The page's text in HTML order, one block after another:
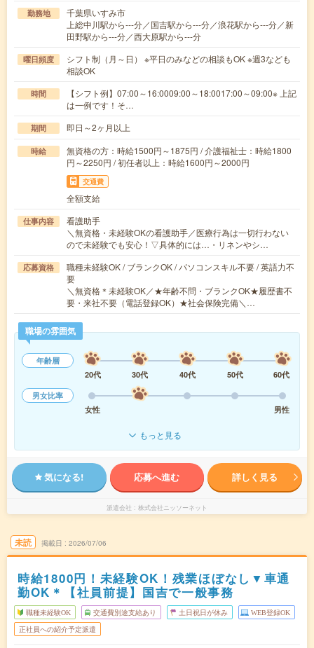
勤務地
千葉県いすみ市
上総中川駅から---分／国吉駅から---分／浪花駅から---分／新
田野駅から---分／西大原駅から---分
曜日頻度
シフト制（月～日） ※平日のみなどの相談もOK ※週3なども
相談OK
時間
【シフト例】07:00～16:0009:00～18:0017:00～09:00※ 上記
は一例です！そ…
期間 即日～2ヶ月以上
時給
無資格の方：時給1500円～1875円 / 介護福祉士：時給1800
円～2250円 / 初任者以上：時給1600円～2000円
交通費
全額支給
仕事内容
看護助手
＼無資格・未経験OKの看護助手／医療行為は一切行わない
ので未経験でも安心！▽具体的には…・リネンやシ…
応募資格
職種未経験OK / ブランクOK / パソコンスキル不要 / 英語力不
要
＼無資格＊未経験OK／★年齢不問・ブランクOK★履歴書不
要・来社不要（電話登録OK）★社会保険完備＼…
職場の雰囲気
年齢層
20代
30代 40代 50代
60代
男女比率
女性
男性
もっと見る
気になる! 応募へ進む 詳しく見る
派遣会社 株式会社ニッソーネット
未読 掲載日 2026/07/06
時給1800円！未経験OK！残業ほぼなし▼車通
勤OK＊【社員前提】国吉で一般事務
職種未経験OK 交通費別途支給あり 土日祝日が休み WEB登録OK
正社員への紹介予定派遣